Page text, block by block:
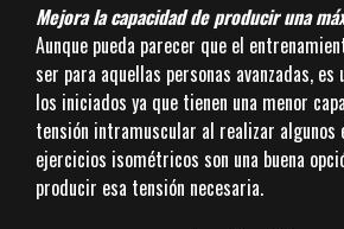
Mejora la capacidad de producir una
Aunque pueda parecer que el
ser para aquellas personas avanzadas, es
los iniciados ya que tienen una menor
tensión intramuscular al realizar algunos
ejercicios isométricos son una buena
producir esa tensión necesaria.